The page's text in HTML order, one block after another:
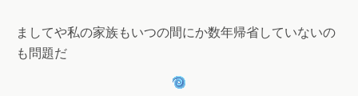
ましてや私の家族もいつの間にか数年帰省していないの
も問題だ